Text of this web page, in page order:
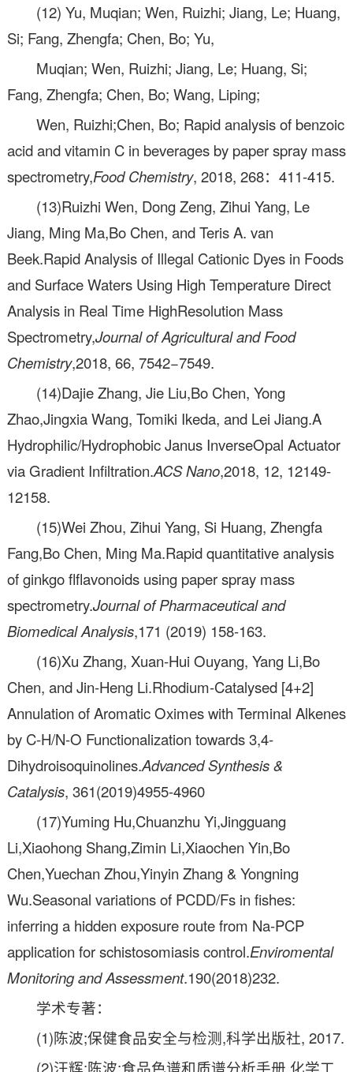
(12) Yu, Muqian; Wen, Ruizhi; Jiang, Le; Huang,
Si; Fang, Zhengfa; Chen, Bo; Yu,
Muqian; Wen, Ruizhi; Jiang, Le; Huang, Si;
Fang, Zhengfa; Chen, Bo; Wang, Liping;
Wen, Ruizhi;Chen, Bo; Rapid analysis of benzoic
acid and vitamin C in beverages by paper spray mass
spectrometry,Food Chemistry, 2018, 268：411-415.
(13)Ruizhi Wen, Dong Zeng, Zihui Yang, Le
Jiang, Ming Ma,Bo Chen, and Teris A. van
Beek.Rapid Analysis of Illegal Cationic Dyes in Foods
and Surface Waters Using High Temperature Direct
Analysis in Real Time HighResolution Mass
Spectrometry,Journal of Agricultural and Food
Chemistry,2018, 66, 7542−7549.
(14)Dajie Zhang, Jie Liu,Bo Chen, Yong
Zhao,Jingxia Wang, Tomiki Ikeda, and Lei Jiang.A
Hydrophilic/Hydrophobic Janus InverseOpal Actuator
via Gradient Infiltration.ACS Nano,2018, 12, 12149-
12158.
(15)Wei Zhou, Zihui Yang, Si Huang, Zhengfa
Fang,Bo Chen, Ming Ma.Rapid quantitative analysis
of ginkgo flflavonoids using paper spray mass
spectrometry.Journal of Pharmaceutical and
Biomedical Analysis,171 (2019) 158-163.
(16)Xu Zhang, Xuan-Hui Ouyang, Yang Li,Bo
Chen, and Jin-Heng Li.Rhodium-Catalysed [4+2]
Annulation of Aromatic Oximes with Terminal Alkenes
by C-H/N-O Functionalization towards 3,4-
Dihydroisoquinolines.Advanced Synthesis &
Catalysis, 361(2019)4955-4960
(17)Yuming Hu,Chuanzhu Yi,Jingguang
Li,Xiaohong Shang,Zimin Li,Xiaochen Yin,Bo
Chen,Yuechan Zhou,Yinyin Zhang & Yongning
Wu.Seasonal variations of PCDD/Fs in fishes:
inferring a hidden exposure route from Na-PCP
application for schistosomiasis control.Enviromental
Monitoring and Assessment.190(2018)232.
学术专著：
(1)陈波;保健食品安全与检测,科学出版社, 2017.
(2)汪辉;陈波;食品色谱和质谱分析手册,化学工